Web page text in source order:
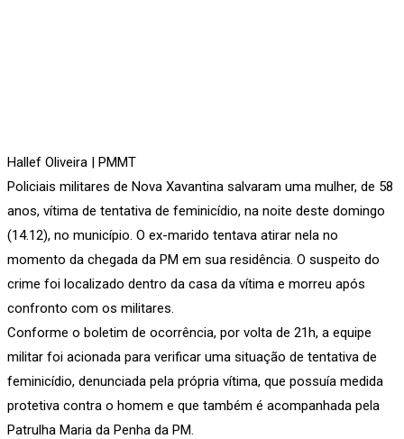
Hallef Oliveira | PMMT
Policiais militares de Nova Xavantina salvaram uma mulher, de 58
anos, vítima de tentativa de feminicídio, na noite deste domingo
(14.12), no município. O ex-marido tentava atirar nela no
momento da chegada da PM em sua residência. O suspeito do
crime foi localizado dentro da casa da vítima e morreu após
confronto com os militares.
Conforme o boletim de ocorrência, por volta de 21h, a equipe
militar foi acionada para verificar uma situação de tentativa de
feminicídio, denunciada pela própria vítima, que possuía medida
protetiva contra o homem e que também é acompanhada pela
Patrulha Maria da Penha da PM.